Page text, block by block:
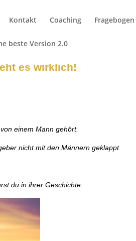
Kontakt Coaching
beste Version 2.0
es wirklich!
einem Mann gehört.
nicht mit den Männern geklappt
du in ihrer Geschichte.